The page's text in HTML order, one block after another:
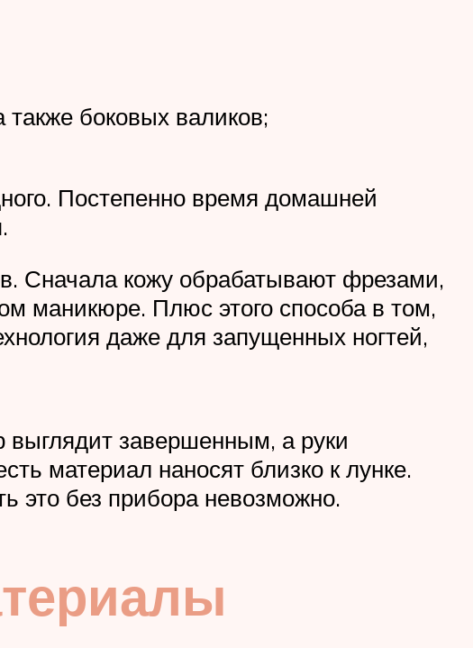
боковых валиков;
Постепенно время домашней
Сначала кожу обрабатывают фрезами,
маникюре. Плюс этого способа в том,
даже для запущенных ногтей,
выглядит завершенным, а руки
материал наносят близко к лунке.
это без прибора невозможно.